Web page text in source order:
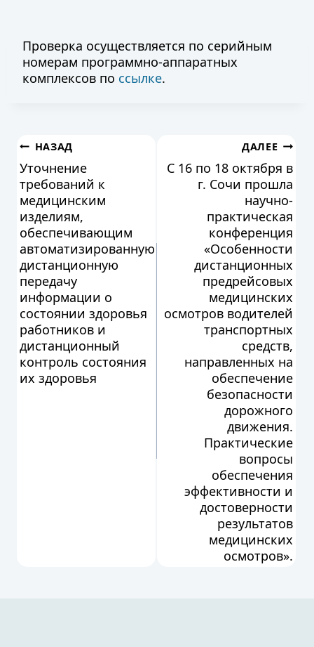
Проверка осуществляется по серийным
номерам программно-аппаратных
комплексов по ссылке.
Навигация
по
записям
НАЗАД
Уточнение
требований к
медицинским
изделиям,
обеспечивающим
автоматизированную
дистанционную
передачу
информации о
состоянии здоровья
работников и
дистанционный
контроль состояния
их здоровья
ДАЛЕЕ
С 16 по 18 октября в
г. Сочи прошла
научно-
практическая
конференция
«Особенности
дистанционных
предрейсовых
медицинских
осмотров водителей
транспортных
средств,
направленных на
обеспечение
безопасности
дорожного
движения.
Практические
вопросы
обеспечения
эффективности и
достоверности
результатов
медицинских
осмотров».